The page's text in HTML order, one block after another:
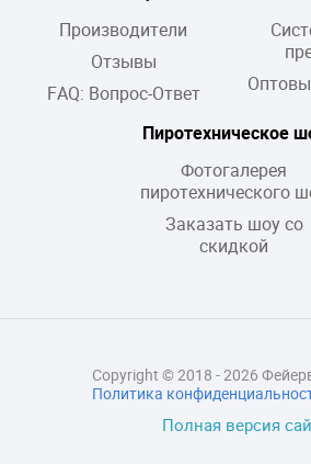
Производители
Отзывы
FAQ: Вопрос-Ответ
Пиротехническое
Фотогалерея
пиротехнического
Заказать шоу со
скидкой
Полная версия
Copyright © 2018 - 2026
Политика